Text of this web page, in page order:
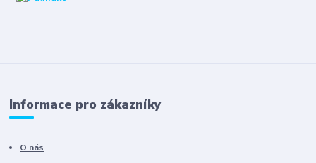
Informace pro zákazníky
O nás